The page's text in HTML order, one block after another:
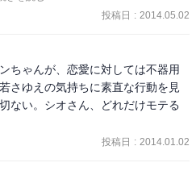
なんてかっこよすぎ！
本心が見えない分、恋愛でもう少
。まだシオさんのことあきらめる
投稿日 : 2014.05.02
ちゃんが、恋愛に対しては不器用
さゆえの気持ちに素直な行動を見
ない。シオさん、どれだけモテる
投稿日 : 2014.01.02